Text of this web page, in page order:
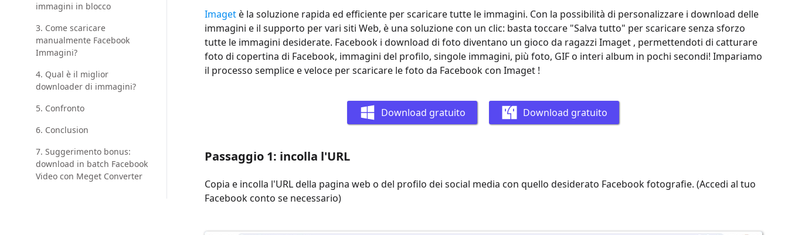
immagini in blocco
3. Come scaricare
manualmente Facebook
Immagini?
4. Qual è il miglior
downloader di immagini?
5. Confronto
6. Conclusion
7. Suggerimento bonus:
download in batch Facebook
Video con Meget Converter
Imagetè la soluzione rapida ed efficiente per scaricare tutte le immagini. Con la possibilità di personalizzare i download delle
immagini e il supporto per vari siti Web, è una soluzione con un clic: basta toccare "Salva tutto" per scaricare senza sforzo
tutte le immagini desiderate. Facebook i download di foto diventano un gioco da ragazzi Imaget , permettendoti di catturare
foto di copertina di Facebook, immagini del profilo, singole immagini, più foto, GIF o interi album in pochi secondi! Impariamo
il processo semplice e veloce per scaricare le foto da Facebook con Imaget !
Download gratuito Download gratuito
Passaggio 1: incolla l'URL
Copia e incolla l'URL della pagina web o del profilo dei social media con quello desiderato Facebook fotografie. (Accedi al tuo
Facebook conto se necessario)